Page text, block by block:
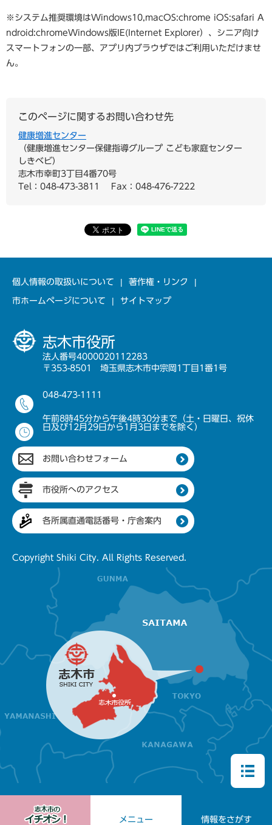
メニュー 情報をさがす
※システム推奨環境はWindows10,macOS:chrome iOS:safari A
ndroid:chromeWindows版IE(Internet Explorer）、シニア向け
スマートフォンの一部、アプリ内ブラウザではご利用いただけませ
ん。
このページに関するお問い合わせ先
健康増進センター
健康増進センター保健指導グループ こども家庭センター
しきベビ
志木市幸町3丁目4番70号
Tel：048-473-3811
Fax：048-476-7222
個人情報の取扱いについて 著作権・リンク
市ホームページについて サイトマップ
志木市役所
法人番号4000020112283
〒353-8501 埼玉県志木市中宗岡1丁目1番1号
048-473-1111
午前8時45分から午後4時30分まで（土・日曜日、祝休
日及び12月29日から1月3日までを除く）
お問い合わせフォーム
市役所へのアクセス
各所属直通電話番号・庁舎案内
Copyright Shiki City. All Rights Reserved.